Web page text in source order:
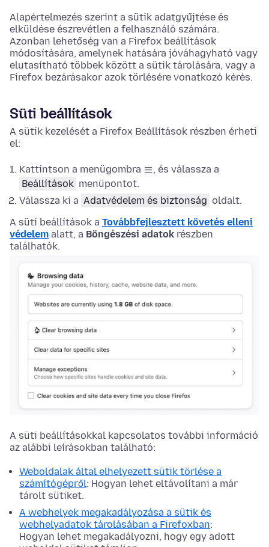
Alapértelmezés szerint a sütik adatgyűjtése és
elküldése észrevétlen a felhasználó számára.
Azonban lehetőség van a Firefox beállítások
módosítására, amelynek hatására jóváhagyható vagy
elutasítható többek között a sütik tárolására, vagy a
Firefox bezárásakor azok törlésére vonatkozó kérés.
Süti beállítások
A sütik kezelését a Firefox Beállítások részben érheti
el:
Kattintson a menügombra
, és válassza a
Beállítások menüpontot.
Válassza ki a Adatvédelem és biztonság oldalt.
A süti beállítások a Továbbfejlesztett követés elleni
védelem alatt, a Böngészési adatok részben
találhatók.
A süti beállításokkal kapcsolatos további információ
az alábbi leírásokban található:
Weboldalak által elhelyezett sütik törlése a
számítógépről: Hogyan lehet eltávolítani a már
tárolt sütiket.
A webhelyek megakadályozása a sütik és
webhelyadatok tárolásában a Firefoxban:
Hogyan lehet megakadályozni, hogy egy adott